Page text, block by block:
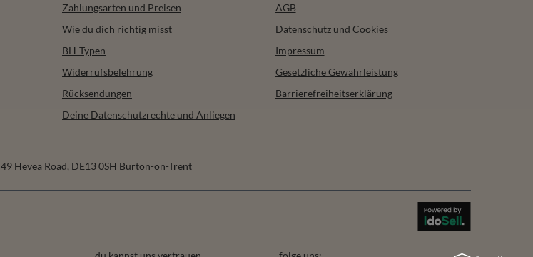
Zahlungsarten und Preisen
Wie du dich richtig misst
BH-Typen
Widerrufsbelehrung
Rücksendungen
Deine Datenschutzrechte und Anliegen
AGB
Datenschutz und Cookies
Impressum
Gesetzliche Gewährleistung
Barrierefreiheitserklärung
49 Hevea Road, DE13 0SH Burton-on-Trent